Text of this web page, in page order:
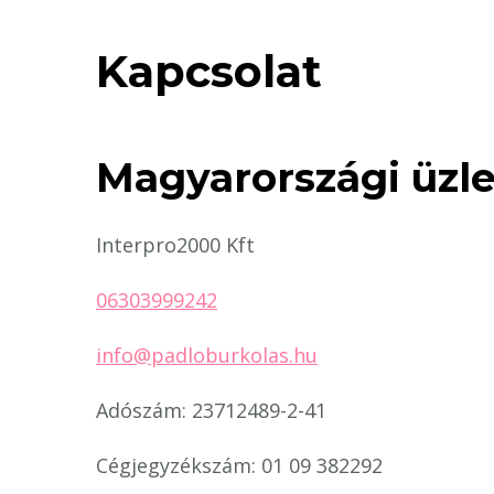
Kapcsolat
Magyarországi
Interpro2000 Kft
06303999242
info@padloburkolas.hu
Adószám: 23712489-2-41
Cégjegyzékszám: 01 09 382292